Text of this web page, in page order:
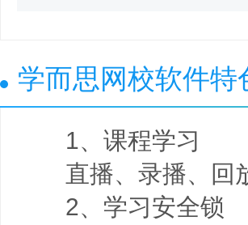
学而思网校软件特
1、课程学习
直播、录播、回
2、学习安全锁